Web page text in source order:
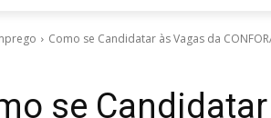
Como se Candidatar às Vagas da
se